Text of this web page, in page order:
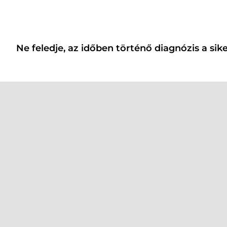
Ne feledje, az időben történő diagnózis a